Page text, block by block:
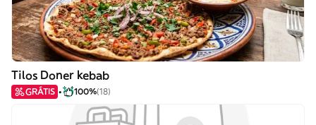
Tilos Doner kebab
GRÁTIS 100%(18)